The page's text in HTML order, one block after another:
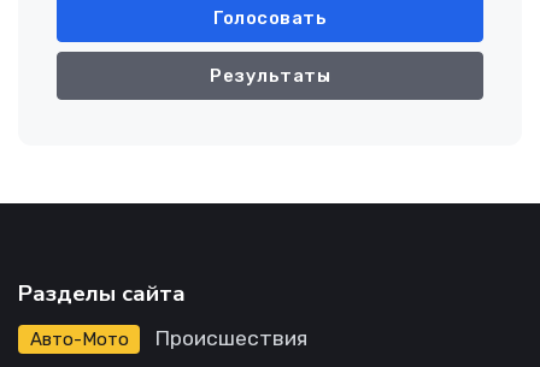
Голосовать
Результаты
Разделы сайта
Авто-Мото
Происшествия